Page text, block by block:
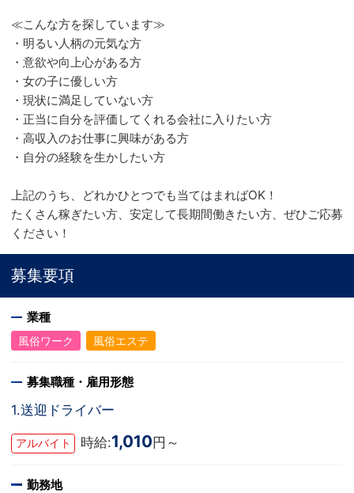
≪こんな方を探しています≫
・明るい人柄の元気な方
・意欲や向上心がある方
・女の子に優しい方
・現状に満足していない方
・正当に自分を評価してくれる会社に入りたい方
・高収入のお仕事に興味がある方
・自分の経験を生かしたい方
上記のうち、どれかひとつでも当てはまればOK！
たくさん稼ぎたい方、安定して長期間働きたい方、ぜひご応募
ください！
募集要項
業種
風俗ワーク 風俗エステ
募集職種・雇用形態
1.送迎ドライバー
アルバイト 時給:1,010 円～
勤務地